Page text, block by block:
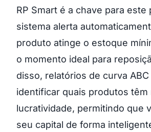
RP Smart é a chave para este
sistema alerta
produto atinge o estoque
o momento ideal para
disso, relatórios de curva ABC
identificar quais produtos têm
lucratividade, permitindo que
seu capital de forma